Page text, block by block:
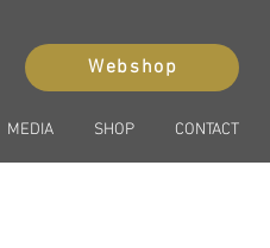
Webshop
MEDIA SHOP CONTACT